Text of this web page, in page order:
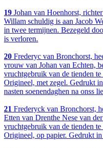
19 Johan van Hoenhorst,
Willam schuldig is aan Jacob
in twee termijnen. Bezegeld
is verloren.
20 Frederyc van Bronchorst,
vrouw van Johan van Echten,
vruchtgebruik van de tienden
Origineel, met zegel. Gedrukt
nasten soenendaghen na onss
21 Frederyck van Bronchorst,
Etten van Drenthe Nese van
vruchtgebruik van de tienden
Origineel, op papier. Gedrukt